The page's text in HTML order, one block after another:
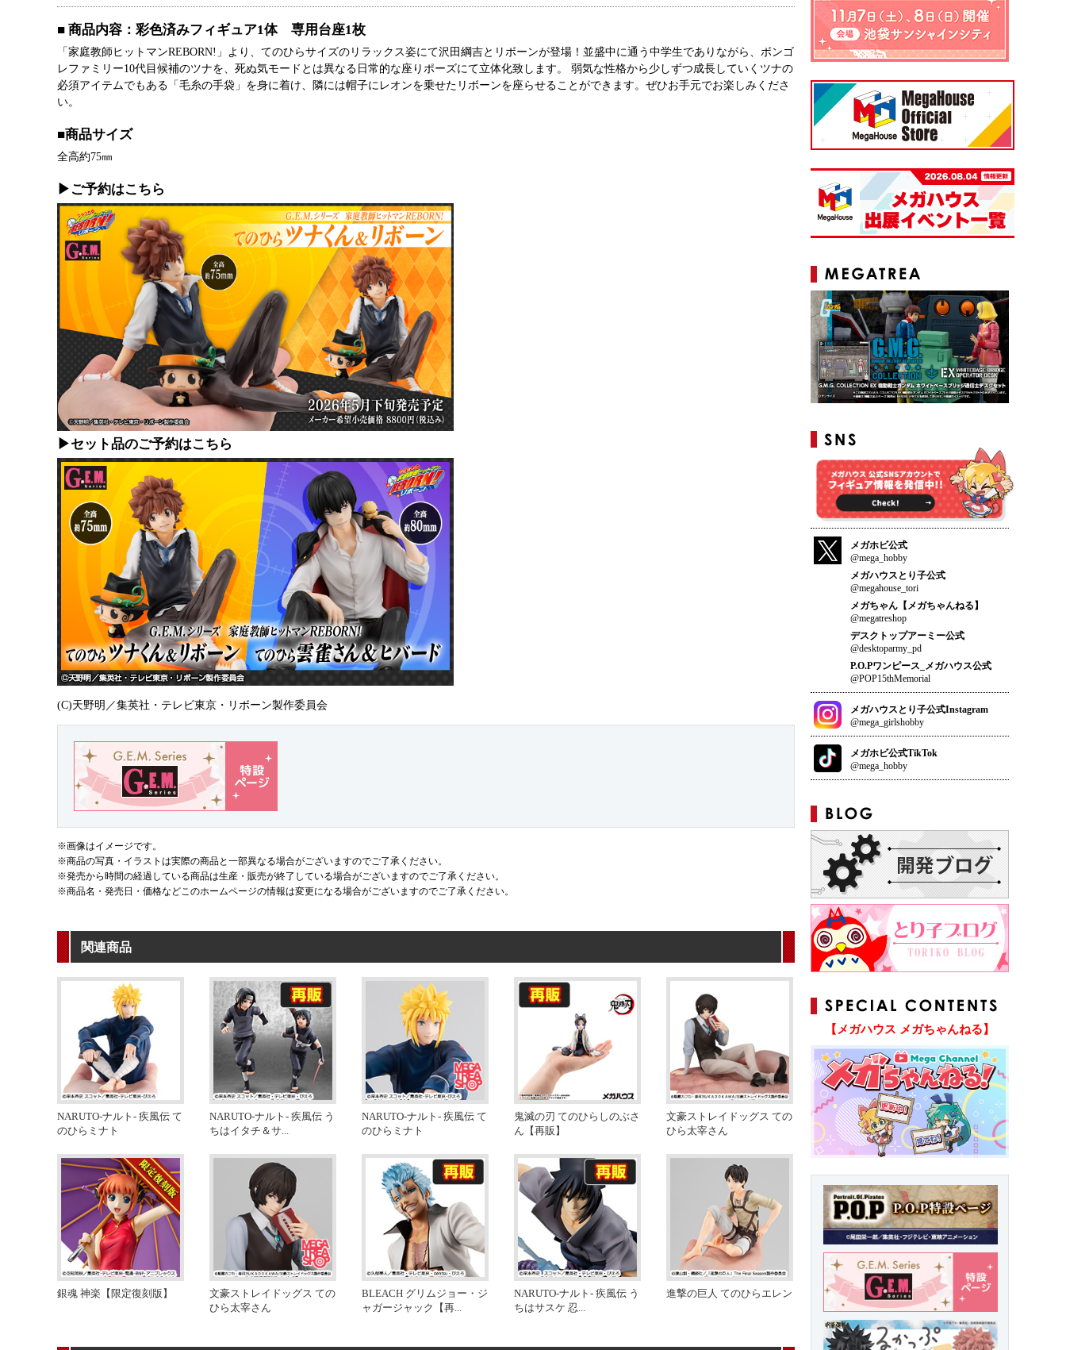
■ 商品内容：彩色済みフィギュア1体 専用台座1枚
「家庭教師ヒットマンREBORN!」より、てのひらサイズのリラックス姿にて沢田綱吉とリボーンが登場！並盛中に通う中学生でありながら、ボンゴ
レファミリー10代目候補のツナを、死ぬ気モードとは異なる日常的な座りポーズにて立体化致します。 弱気な性格から少しずつ成長していくツナの
必須アイテムでもある「毛糸の手袋」を身に着け、隣には帽子にレオンを乗せたリボーンを座らせることができます。ぜひお手元でお楽しみくださ
い。
■商品サイズ
全高約75㎜
▶ご予約はこちら
▶セット品のご予約はこちら
(C)天野明／集英社・テレビ東京・リボーン製作委員会
※画像はイメージです。
※商品の写真・イラストは実際の商品と一部異なる場合がございますのでご了承ください。
※発売から時間の経過している商品は生産・販売が終了している場合がございますのでご了承ください。
※商品名・発売日・価格などこのホームページの情報は変更になる場合がございますのでご了承ください。
関連商品
NARUTO-ナルト- 疾風伝 て
のひらミナト
NARUTO-ナルト- 疾風伝 う
ちはイタチ＆サ...
NARUTO-ナルト- 疾風伝 て
のひらミナト
鬼滅の刃 てのひらしのぶさ
ん【再販】
文豪ストレイドッグス ての
ひら太宰さん
銀魂 神楽【限定復刻版】
文豪ストレイドッグス ての
ひら太宰さん
BLEACH グリムジョー・ジ
ャガージャック【再...
NARUTO-ナルト- 疾風伝 う
ちはサスケ 忍...
進撃の巨人 てのひらエレン
メガホビ公式
@mega_hobby
メガハウスとり子公式
@megahouse_tori
メガちゃん【メガちゃんねる】
@megatreshop
デスクトップアーミー公式
@desktoparmy_pd
P.O.Pワンピース_メガハウス公式
@POP15thMemorial
メガハウスとり子公式Instagram
@mega_girlshobby
メガホビ公式TikTok
@mega_hobby
【メガハウス メガちゃんねる】